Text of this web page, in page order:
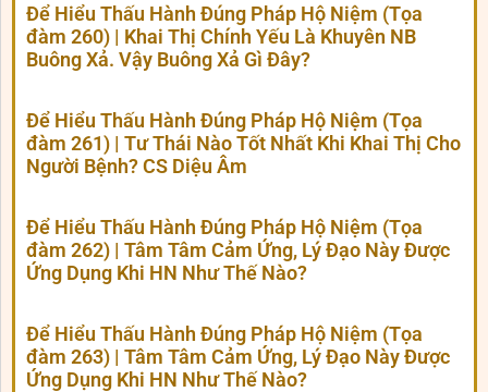
Để Hiểu Thấu Hành Đúng Pháp Hộ Niệm (Tọa
đàm 260) | Khai Thị Chính Yếu Là Khuyên NB
Buông Xả. Vậy Buông Xả Gì Đây?
Để Hiểu Thấu Hành Đúng Pháp Hộ Niệm (Tọa
đàm 261) | Tư Thái Nào Tốt Nhất Khi Khai Thị Cho
Người Bệnh? CS Diệu Âm
Để Hiểu Thấu Hành Đúng Pháp Hộ Niệm (Tọa
đàm 262) | Tâm Tâm Cảm Ứng, Lý Đạo Này Được
Ứng Dụng Khi HN Như Thế Nào?
Để Hiểu Thấu Hành Đúng Pháp Hộ Niệm (Tọa
đàm 263) | Tâm Tâm Cảm Ứng, Lý Đạo Này Được
Ứng Dụng Khi HN Như Thế Nào?